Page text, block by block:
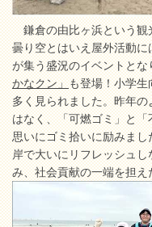
鎌倉の由比ヶ浜という観
曇り空とはいえ屋外活動
が集う盛況のイベントと
かなクン」も登場！小学生
多く見られました。昨年
はなく、「可燃ゴミ」と
思いにゴミ拾いに励みま
岸で大いにリフレッシュ
み、社会貢献の一端を担